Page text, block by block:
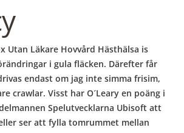
Utan Läkare Hovvård Hästhälsa is
i gula fläcken. Därefter får
endast om jag inte simma frisim,
crawlar. Visst har O´Leary en poäng i
Spelutvecklarna Ubisoft att
ser att fylla tomrummet mellan